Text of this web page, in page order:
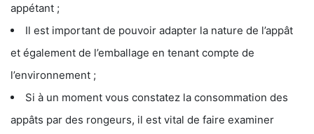
appétant ;
Il est important de pouvoir adapter la nature de l’appât
et également de l’emballage en tenant compte de
l’environnement ;
Si à un moment vous constatez la consommation des
appâts par des rongeurs, il est vital de faire examiner